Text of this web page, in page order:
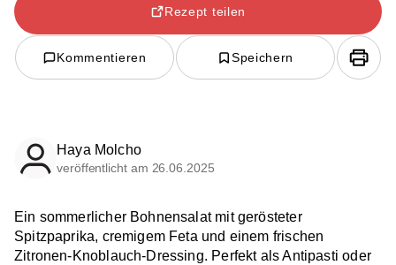
Rezept teilen
Kommentieren Speichern
Haya Molcho
veröffentlicht am 26.06.2025
Ein sommerlicher Bohnensalat mit gerösteter
Spitzpaprika, cremigem Feta und einem frischen
Zitronen-Knoblauch-Dressing. Perfekt als Antipasti oder